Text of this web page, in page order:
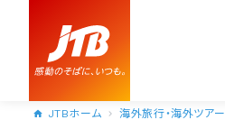
JTBホーム 海外旅行・海外ツアー